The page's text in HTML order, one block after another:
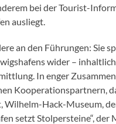
bei der Tourist-
ausliegt.
an den Führungen: Sie
wider –
In enger
Kooperationspartnern,
Wilhelm-Hack-Museum,
setzt Stolpersteine“, der